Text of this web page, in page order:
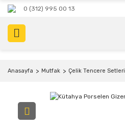
0 (312) 995 00 13
Anasayfa Mutfak Çelik Tencere Setleri